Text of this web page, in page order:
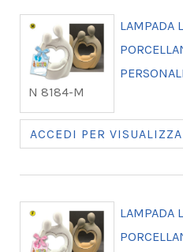
N 8184-M
LAMPADA
ACCEDI PER
LAMPADA